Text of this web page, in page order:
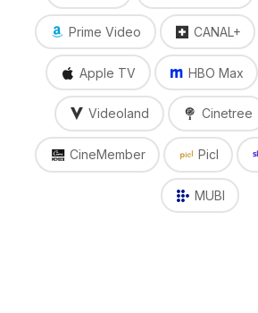
Prime Video CANAL+
Apple TV HBO Max
Videoland Cinetree
CineMember Picl
MUBI